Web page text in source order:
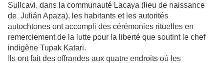
Sullcavi, dans la communauté Lacaya (lieu de naissance
de Julián Apaza), les habitants et les autorités
autochtones ont accompli des cérémonies rituelles en
remerciement de la lutte pour la liberté que soutint le chef
indigène Tupak Katari.
Ils ont fait des offrandes aux quatre endroits où les